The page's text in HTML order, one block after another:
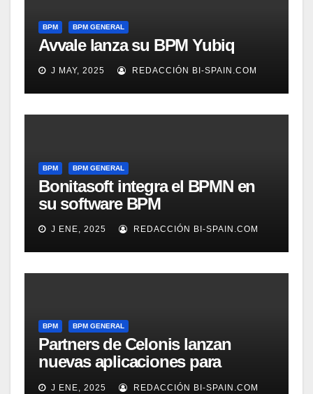
BPM BPM GENERAL
Avvale lanza su BPM Yubiq
J MAY, 2025 REDACCIÓN BI-SPAIN.COM
BPM BPM GENERAL
Bonitasoft integra el BPMN en
su software BPM
J ENE, 2025 REDACCIÓN BI-SPAIN.COM
BPM BPM GENERAL
Partners de Celonis lanzan
nuevas aplicaciones para
automarizar migración a SAP o
J ENE, 2025 REDACCIÓN BI-SPAIN.COM